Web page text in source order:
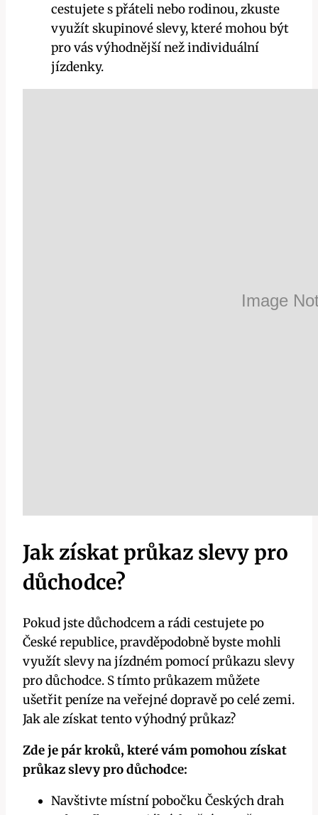
cestujete ‍s přáteli nebo rodinou, ⁣zkuste
využít skupinové ⁣slevy, které mohou být​
pro vás⁢ výhodnější než individuální‍
jízdenky.
Jak ⁢získat průkaz slevy pro
důchodce?
Pokud jste důchodcem a rádi cestujete po
České republice, ⁤pravděpodobně byste mohli
využít slevy na⁤ jízdném pomocí průkazu slevy
pro důchodce.⁢ S⁢ tímto průkazem​ můžete
⁤ušetřit ‍peníze na veřejné dopravě po celé ⁢zemi.⁢
Jak‌ ale získat tento výhodný ⁣průkaz?
Zde ⁢je pár kroků, které vám pomohou získat
průkaz slevy pro důchodce:
Navštivte místní pobočku Českých drah